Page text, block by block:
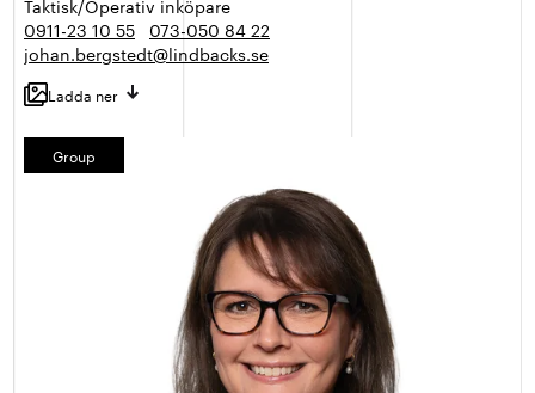
Taktisk/Operativ inköpare
0911-23 10 55
073-050 84 22
johan.bergstedt@lindbacks.se
Ladda ner
Group